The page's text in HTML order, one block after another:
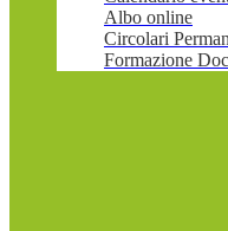
Albo online
Circolari
Formazione